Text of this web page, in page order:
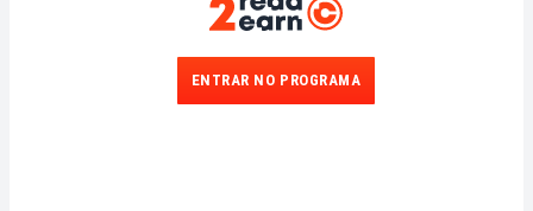
ENTRAR NO PROGRAMA